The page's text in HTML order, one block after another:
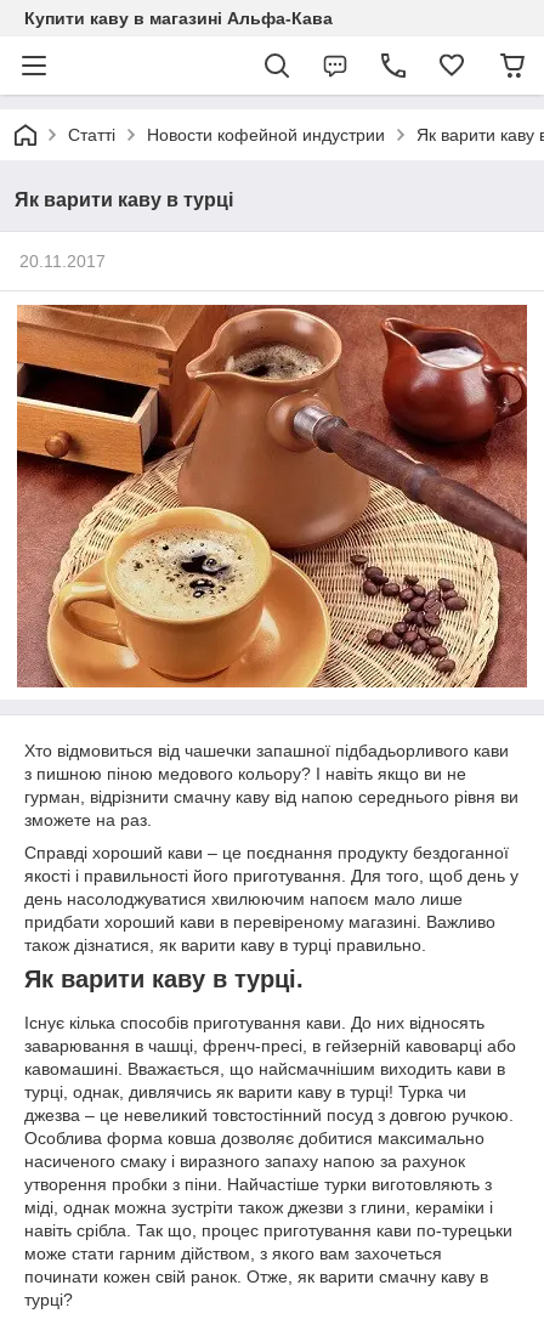
Купити каву в магазині Альфа-Кава
Статті Новости кофейной индустрии Як варити каву
Як варити каву в турці
20.11.2017
Хто відмовиться від чашечки запашної підбадьорливого кави
з пишною піною медового кольору? І навіть якщо ви не
гурман, відрізнити смачну каву від напою середнього рівня ви
зможете на раз.
Справді хороший кави – це поєднання продукту бездоганної
якості і правильності його приготування. Для того, щоб день у
день насолоджуватися хвилюючим напоєм мало лише
придбати хороший кави в перевіреному магазині. Важливо
також дізнатися, як варити каву в турці правильно.
Як варити каву в турці.
Існує кілька способів приготування кави. До них відносять
заварювання в чашці, френч-пресі, в гейзерній кавоварці або
кавомашині. Вважається, що найсмачнішим виходить кави в
турці, однак, дивлячись як варити каву в турці! Турка чи
джезва – це невеликий товстостінний посуд з довгою ручкою.
Особлива форма ковша дозволяє добитися максимально
насиченого смаку і виразного запаху напою за рахунок
утворення пробки з піни. Найчастіше турки виготовляють з
міді, однак можна зустріти також джезви з глини, кераміки і
навіть срібла. Так що, процес приготування кави по-турецьки
може стати гарним дійством, з якого вам захочеться
починати кожен свій ранок. Отже, як варити смачну каву в
турці?